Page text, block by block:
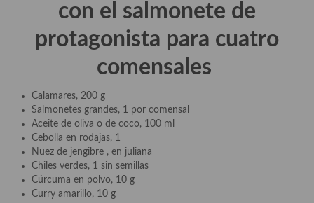
Legumbres y cereales
Cuscús
Masas elaboradas con harina, pizzas, quiches y demás
Plato principal
Aves
Carne
con el salmonete de
protagonista para cuatro
comensales
Calamares, 200 g
Salmonetes grandes, 1 por comensal
Aceite de oliva o de coco, 100 ml
Cebolla en rodajas, 1
Nuez de jengibre , en juliana
Chiles verdes, 1 sin semillas
Cúrcuma en polvo, 10 g
Curry amarillo, 10 g